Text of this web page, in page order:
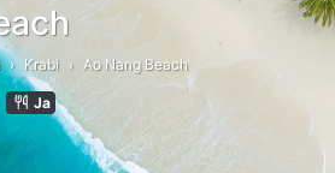
Krabi Ao Nang Beach
Ja